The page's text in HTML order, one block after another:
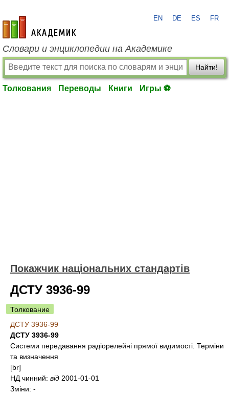
academic.ru
EN DE ES FR
Словари и энциклопедии на Академике
Найти!
Толкования Переводы Книги Игры ⚽
Покажчик національних стандартів
ДСТУ 3936-99
Толкование
ДСТУ 3936-99
ДСТУ 3936-99
Системи передавання радіорелейні прямої видимості. Терміни
та визначення
[br]
НД чинний: від 2001-01-01
Зміни: -